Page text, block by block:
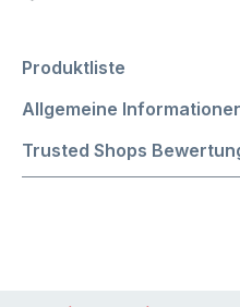
Produktliste
Allgemeine
Trusted Shops